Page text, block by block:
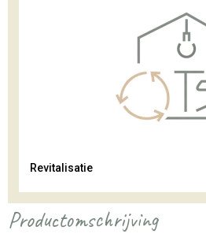
Revitalisatie
Productomschrijving